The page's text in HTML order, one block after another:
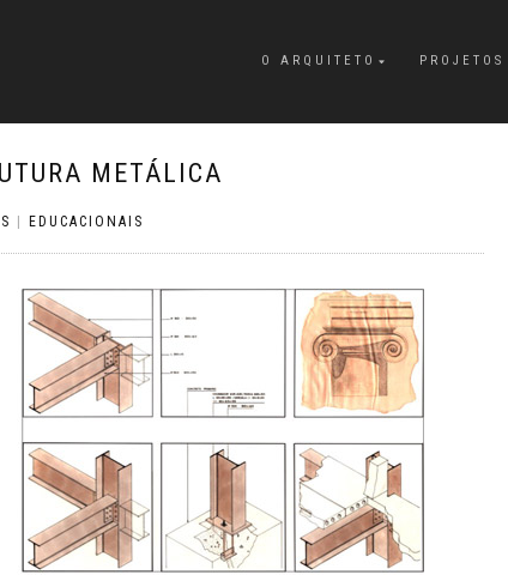
O ARQUITETO
METÁLICA
EDUCACIONAIS